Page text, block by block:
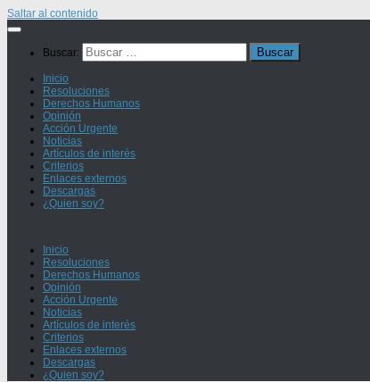
Saltar al contenido
Buscar:
Inicio
Resoluciones
Derechos Humanos
Opinión
Acción Urgente
Noticias
Artículos de interés
Criterios
Enlaces externos
Descargas
¿Quien soy?
Inicio
Resoluciones
Derechos Humanos
Opinión
Acción Urgente
Noticias
Artículos de interés
Criterios
Enlaces externos
Descargas
¿Quien soy?